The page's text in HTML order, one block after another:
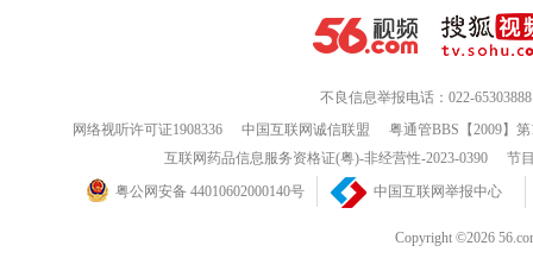
不良信息举报电话：022-65303888
网络视听许可证1908336
中国互联网诚信联盟
粤通管BBS【2009】
互联网药品信息服务资格证(粤)-非经营性-2023-0390
节
粤公网安备 44010602000140号
中国互联网举报中心
Copyright ©2026